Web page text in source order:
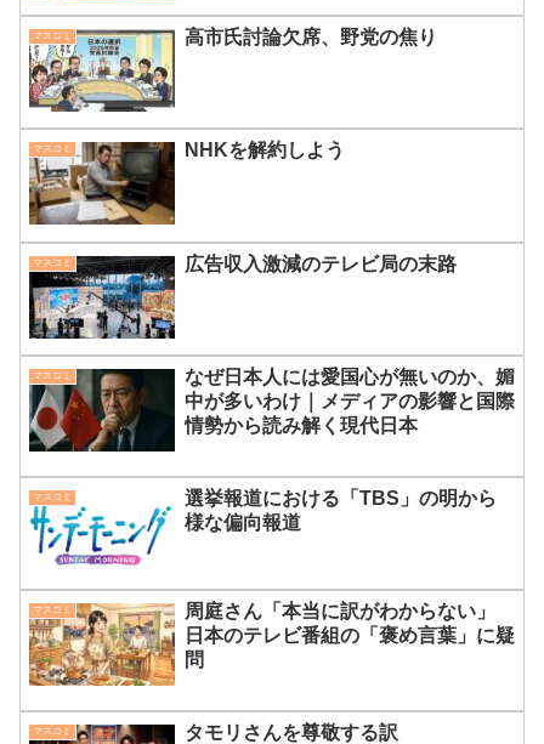
マスコミ 高市氏討論欠席、野党の焦り
マスコミ NHKを解約しよう
マスコミ 広告収入激減のテレビ局の末路
マスコミ
なぜ日本人には愛国心が無いのか、媚
中が多いわけ｜メディアの影響と国際
情勢から読み解く現代日本
マスコミ
選挙報道における「TBS」の明から
様な偏向報道
マスコミ
周庭さん「本当に訳がわからない」
日本のテレビ番組の「褒め言葉」に疑
問
マスコミ タモリさんを尊敬する訳